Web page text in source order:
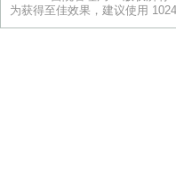
为获得至佳效果，建议使用